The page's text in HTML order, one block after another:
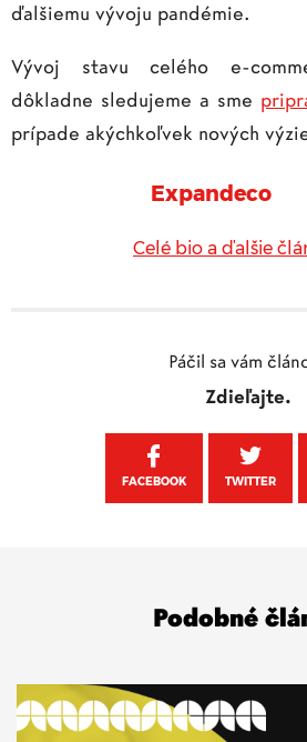
ďalšiemu vývoju pandémie.
Vývoj stavu celého e-
dôkladne sledujeme a sme
prípade akýchkoľvek nových
Expandeco
Celé bio a ďalšie
Páčil sa vám
Zdieľajte.
FACEBOOK TWITTER
Podobné